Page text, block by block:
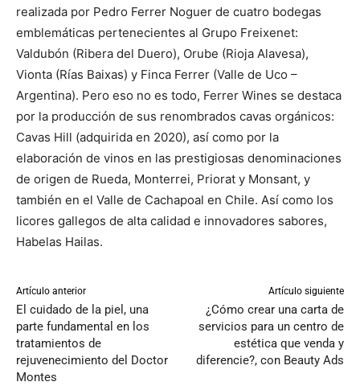
realizada por Pedro Ferrer Noguer de cuatro bodegas
emblemáticas pertenecientes al Grupo Freixenet:
Valdubón (Ribera del Duero), Orube (Rioja Alavesa),
Vionta (Rías Baixas) y Finca Ferrer (Valle de Uco –
Argentina). Pero eso no es todo, Ferrer Wines se destaca
por la producción de sus renombrados cavas orgánicos:
Cavas Hill (adquirida en 2020), así como por la
elaboración de vinos en las prestigiosas denominaciones
de origen de Rueda, Monterrei, Priorat y Monsant, y
también en el Valle de Cachapoal en Chile. Así como los
licores gallegos de alta calidad e innovadores sabores,
Habelas Hailas.
Artículo anterior
El cuidado de la piel, una
parte fundamental en los
tratamientos de
rejuvenecimiento del Doctor
Montes
Artículo siguiente
¿Cómo crear una carta de
servicios para un centro de
estética que venda y
diferencie?, con Beauty Ads